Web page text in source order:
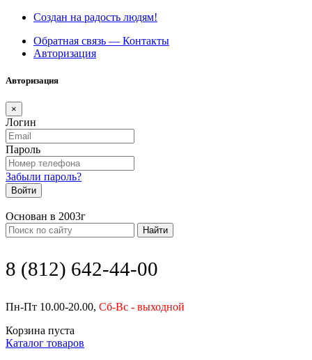
Создан на радость людям!
Обратная связь — Контакты
Авторизация
Авторизация
×
Логин
Пароль
Забыли пароль?
Войти
Основан в 2003г
Найти
8 (812) 642-44-00
Пн-Пт 10.00-20.00, Сб-Вс - выходной
Корзина пуста
Каталог товаров